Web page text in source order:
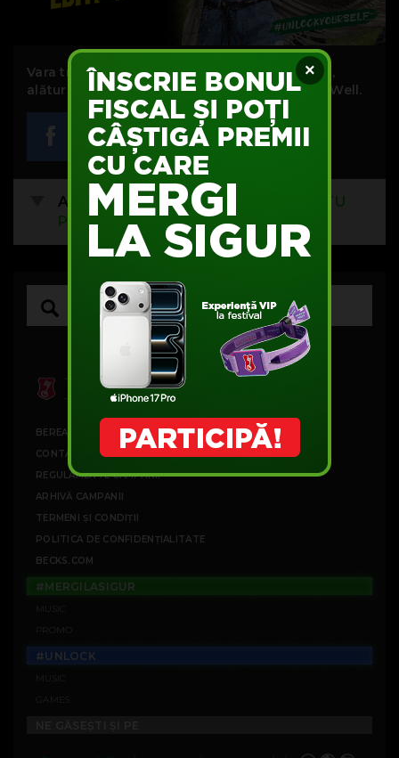
×
Vara trecută, ai trăit muzica așa cum ai simțit,
alături de experiențele Beck’s de la Summer Well.
Acest articol nu are comentarii.
FII TU
PRIMUL
BEREA BECK'S
CONTACT
REGULAMENTE CAMPANII
ARHIVĂ CAMPANII
TERMENI ȘI CONDIȚII
POLITICA DE CONFIDENȚIALITATE
BECKS.COM
#MERGILASIGUR
#UNLOCK
GAMES